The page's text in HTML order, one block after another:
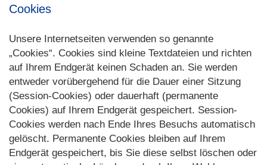
Cookies
Unsere Internetseiten verwenden so genannte
„Cookies“. Cookies sind kleine Textdateien und richten
auf Ihrem Endgerät keinen Schaden an. Sie werden
entweder vorübergehend für die Dauer einer Sitzung
(Session-Cookies) oder dauerhaft (permanente
Cookies) auf Ihrem Endgerät gespeichert. Session-
Cookies werden nach Ende Ihres Besuchs automatisch
gelöscht. Permanente Cookies bleiben auf Ihrem
Endgerät gespeichert, bis Sie diese selbst löschen oder